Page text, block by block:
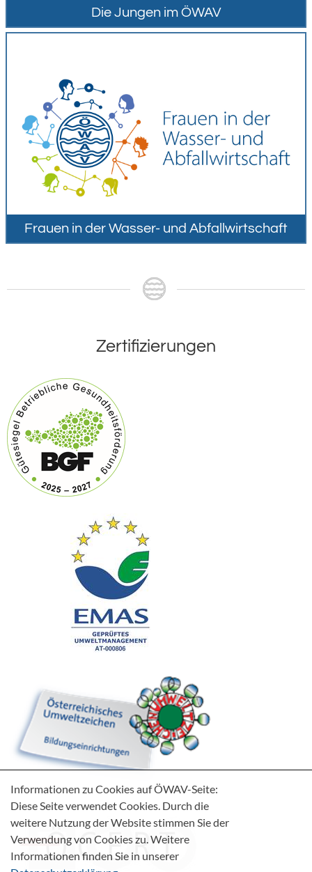
Die Jungen im ÖWAV
Frauen in der Wasser- und Abfallwirtschaft
Zertifizierungen
Informationen zu Cookies auf ÖWAV-Seite:
Diese Seite verwendet Cookies. Durch die
weitere Nutzung der Website stimmen Sie der
Verwendung von Cookies zu. Weitere
Informationen finden Sie in unserer